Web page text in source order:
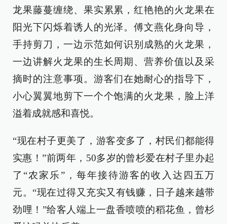
龙果藤蔓缠绕、果实累累，红艳艳的火龙果在
阳光下闪烁着诱人的光泽。傅文燕化身向导，
手持剪刀，一边示范如何识别成熟的火龙果，
一边讲解火龙果的生长周期、营养价值以及采
摘时的注意事项。游客们在她耐心的指导下，
小心翼翼地剪下一个个饱满的火龙果，脸上洋
溢着成就感和喜悦。
“现在村子更美了，游客变多了，村民们都能得
实惠！”前两年，50多岁的曾杉爱在村子里办起
了“农家乐”，每年接待游客的收入达四五万
元。“现在过得又充实又有钱赚，日子越来越带
劲哩！”给客人端上一盘香喷喷的稻花鱼，曾杉